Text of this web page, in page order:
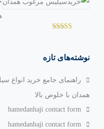
2.97از
نوشته‌های تازه
راهنمای جامع خرید انواع
همدان با خلوص بالا
hamedanhaji contact form
hamedanhaji contact form